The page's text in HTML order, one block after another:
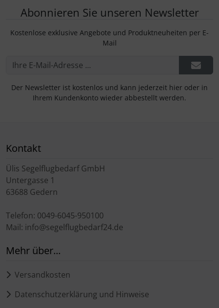
Abonnieren Sie unseren Newsletter
Kostenlose exklusive Angebote und Produktneuheiten per E-
Mail
Der Newsletter ist kostenlos und kann jederzeit hier oder in
Ihrem Kundenkonto wieder abbestellt werden.
Kontakt
Ülis Segelflugbedarf GmbH
Untergasse 1
63688 Gedern
Telefon: 0049-6045-950100
Mail: info@segelflugbedarf24.de
Mehr über...
Versandkosten
Datenschutzerklärung und Hinweise